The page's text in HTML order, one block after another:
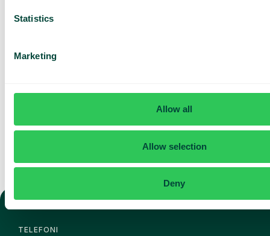
Statistics
Marketing
Allow all
Allow selection
Deny
TELEFONI